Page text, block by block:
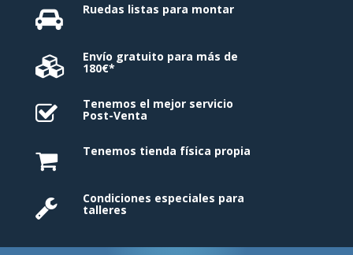
Ruedas listas para montar
Envío gratuito para más de
180€*
Tenemos el mejor servicio
Post-Venta
Tenemos tienda física propia
Condiciones especiales para
talleres